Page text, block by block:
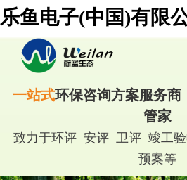
乐鱼电子(中国)有限
一站式环保咨询方案服务
管家
致力于环评 安评 卫评 竣工
预案等